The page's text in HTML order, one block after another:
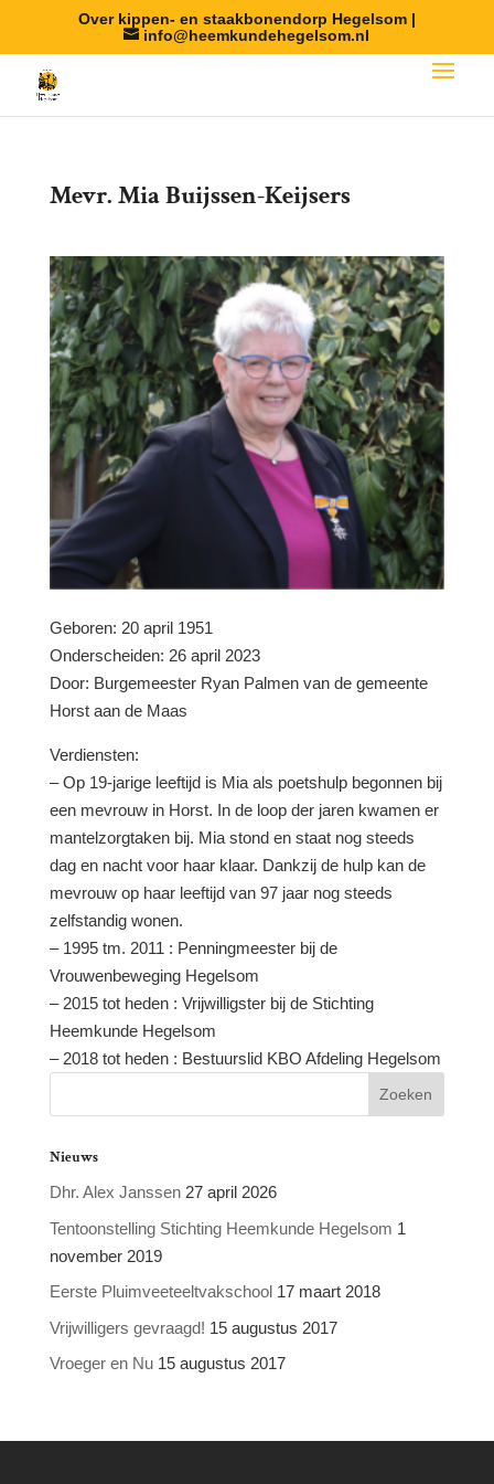
Over kippen- en staakbonendorp Hegelsom |
info@heemkundehegelsom.nl
Mevr. Mia Buijssen-Keijsers
Geboren: 20 april 1951
Onderscheiden: 26 april 2023
Door: Burgemeester Ryan Palmen van de gemeente
Horst aan de Maas
Verdiensten:
– Op 19-jarige leeftijd is Mia als poetshulp begonnen bij
een mevrouw in Horst. In de loop der jaren kwamen er
mantelzorgtaken bij. Mia stond en staat nog steeds
dag en nacht voor haar klaar. Dankzij de hulp kan de
mevrouw op haar leeftijd van 97 jaar nog steeds
zelfstandig wonen.
– 1995 tm. 2011 : Penningmeester bij de
Vrouwenbeweging Hegelsom
– 2015 tot heden : Vrijwilligster bij de Stichting
Heemkunde Hegelsom
– 2018 tot heden : Bestuurslid KBO Afdeling Hegelsom
Nieuws
Dhr. Alex Janssen 27 april 2026
Tentoonstelling Stichting Heemkunde Hegelsom 1
november 2019
Eerste Pluimveeteeltvakschool 17 maart 2018
Vrijwilligers gevraagd! 15 augustus 2017
Vroeger en Nu 15 augustus 2017